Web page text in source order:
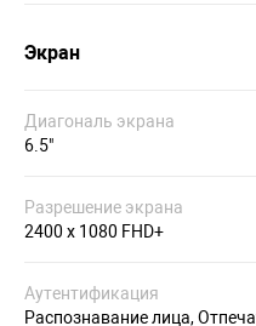
Экран
Диагональ экрана
6.5"
Разрешение экрана
2400 x 1080 FHD+
Аутентификация
Распознавание лица,